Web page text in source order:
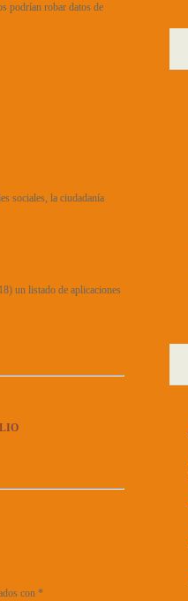
podrían robar datos de
sociales, la ciudadanía
un listado de aplicaciones
con *